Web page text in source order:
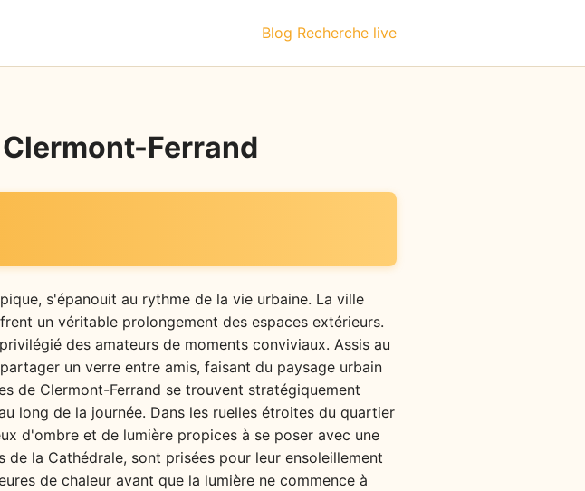
Blog Recherche live
Ferrand
s'épanouit au rythme de la vie urbaine. La ville
un véritable prolongement des espaces extérieurs.
des amateurs de moments conviviaux. Assis au
un verre entre amis, faisant du paysage urbain
de Clermont-Ferrand se trouvent stratégiquement
long de la journée. Dans les ruelles étroites du quartier
d'ombre et de lumière propices à se poser avec une
la Cathédrale, sont prisées pour leur ensoleillement
de chaleur avant que la lumière ne commence à